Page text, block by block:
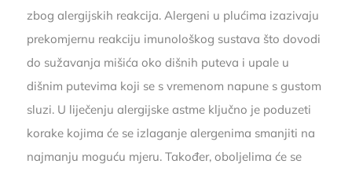
zbog alergijskih reakcija. Alergeni u plućima izazivaju
prekomjernu reakciju imunološkog sustava što dovodi
do sužavanja mišića oko dišnih puteva i upale u
dišnim putevima koji se s vremenom napune s gustom
sluzi. U liječenju alergijske astme ključno je poduzeti
korake kojima će se izlaganje alergenima smanjiti na
najmanju moguću mjeru. Također, oboljelima će se